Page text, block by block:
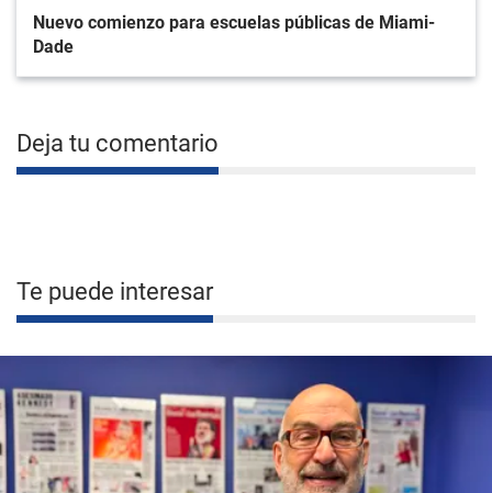
Nuevo comienzo para escuelas públicas de Miami-
Dade
Deja tu comentario
Te puede interesar